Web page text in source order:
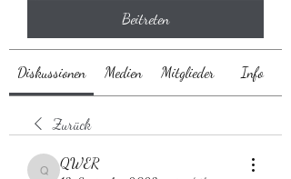
Beitreten
Diskussionen Medien Mitglieder Info
Zurück
QWER